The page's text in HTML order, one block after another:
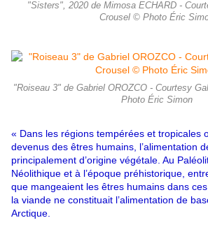
"Sisters", 2020 de Mimosa ECHARD -
Crousel © Photo Éric
"Roiseau 3" de Gabriel OROZCO - Courtesy
Photo Éric Simon
« Dans les régions tempérées et tropicales
devenus des êtres humains, l’alimentation
principalement d’origine végétale. Au
Néolithique et à l’époque préhistorique,
que mangeaient les êtres humains dans
la viande ne constituait l’alimentation de
Arctique.